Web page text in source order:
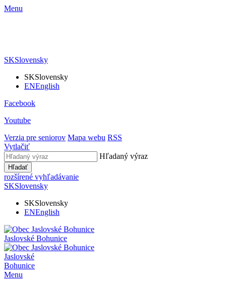
Menu
SKSlovensky
SKSlovensky
ENEnglish
Facebook
Youtube
Verzia pre seniorov Mapa webu RSS
Vytlačiť
Hľadaný výraz
Hľadať
rozšírené vyhľadávanie
SKSlovensky
SKSlovensky
ENEnglish
Jaslovské Bohunice
Jaslovské
Bohunice
Menu